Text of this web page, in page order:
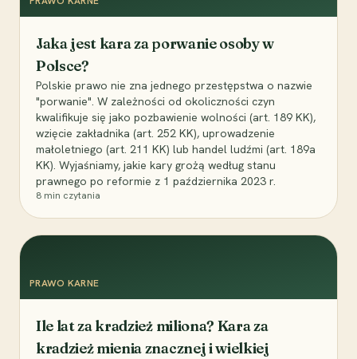
Jaka jest kara za porwanie osoby w
Polsce?
Polskie prawo nie zna jednego przestępstwa o nazwie
"porwanie". W zależności od okoliczności czyn
kwalifikuje się jako pozbawienie wolności (art. 189 KK),
wzięcie zakładnika (art. 252 KK), uprowadzenie
małoletniego (art. 211 KK) lub handel ludźmi (art. 189a
KK). Wyjaśniamy, jakie kary grożą według stanu
prawnego po reformie z 1 października 2023 r.
8 min czytania
PRAWO KARNE
Ile lat za kradzież miliona? Kara za
kradzież mienia znacznej i wielkiej